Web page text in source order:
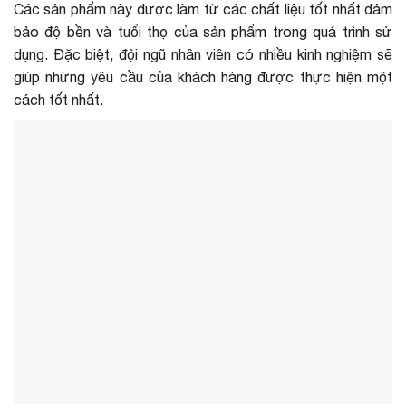
Các sản phẩm này được làm từ các chất liệu tốt nhất đảm
bảo độ bền và tuổi thọ của sản phẩm trong quá trình sử
dụng. Đặc biệt, đội ngũ nhân viên có nhiều kinh nghiệm sẽ
giúp những yêu cầu của khách hàng được thực hiện một
cách tốt nhất.